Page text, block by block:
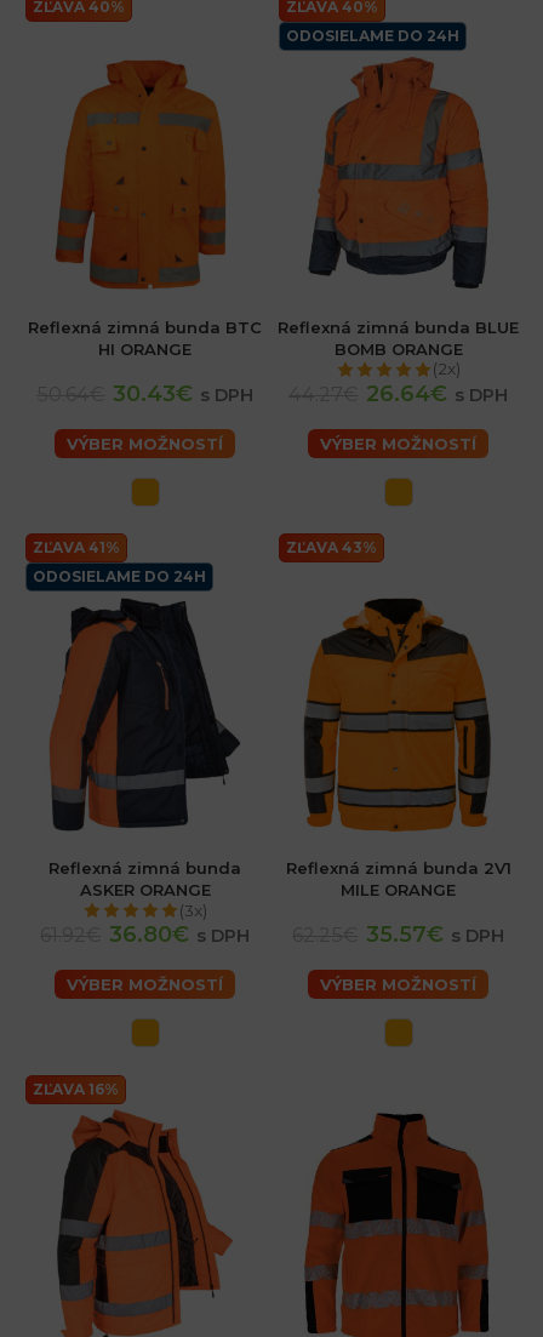
ZĽAVA 40%
Reflexná zimná bunda BTC
HI ORANGE
30.43€ s DPH
VÝBER MOŽNOSTÍ
ZĽAVA 40%
ODOSIELAME DO 24H
Reflexná zimná bunda BLUE
BOMB ORANGE
(2x)
26.64€ s DPH
VÝBER MOŽNOSTÍ
ZĽAVA 41%
ODOSIELAME DO 24H
Reflexná zimná bunda
ASKER ORANGE
(3x)
36.80€ s DPH
VÝBER MOŽNOSTÍ
ZĽAVA 43%
Reflexná zimná bunda 2V1
MILE ORANGE
35.57€ s DPH
VÝBER MOŽNOSTÍ
ZĽAVA 16%